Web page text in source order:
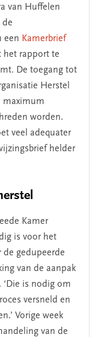
van Huffelen
de
een Kamerbrief
het rapport te
De toegang tot
Herstel
maximum
worden.
veel adequater
helder
Kamer
is voor het
de gedupeerde
van de aanpak
‘Die is nodig om
versneld en
Vorige week
van de